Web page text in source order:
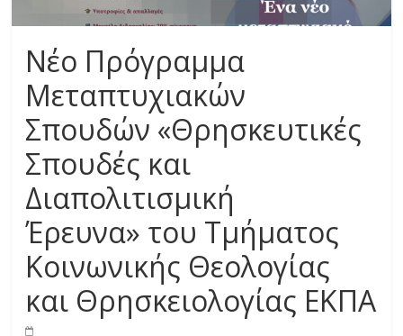
Νέο Πρόγραμμα
Μεταπτυχιακών
Σπουδών «Θρησκευτικές
Σπουδές και
Διαπολιτισμική
Έρευνα» του Τμήματος
Κοινωνικής Θεολογίας
και Θρησκειολογίας ΕΚΠΑ